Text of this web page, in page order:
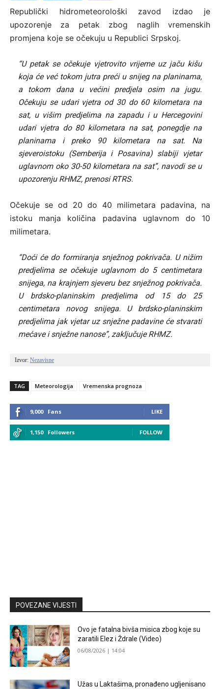
Republički hidrometeorološki zavod izdao je
upozorenje za petak zbog naglih vremenskih
promjena koje se očekuju u Republici Srpskoj.
“U petak se očekuje vjetrovito vrijeme uz jaču kišu
koja će već tokom jutra preći u snijeg na planinama,
a tokom dana u većini predjela osim na jugu.
Očekuju se udari vjetra od 30 do 60 kilometara na
sat, u višim predjelima na zapadu i u Hercegovini
udari vjetra do 80 kilometara na sat, ponegdje na
planinama i preko 90 kilometara na sat. Na
sjeveroistoku (Semberija i Posavina) slabiji vjetar
uglavnom oko 30-50 kilometara na sat”, navodi se u
upozorenju RHMZ, prenosi RTRS.
Očekuje se od 20 do 40 milimetara padavina, na
istoku manja količina padavina uglavnom do 10
milimetara.
“Doći će do formiranja snježnog pokrivača. U nižim
predjelima se očekuje uglavnom do 5 centimetara
snijega, na krajnjem sjeveru bez snježnog pokrivača.
U brdsko-planinskim predjelima od 15 do 25
centimetara novog snijega. U brdsko-planinskim
predjelima jak vjetar uz snježne padavine će stvarati
mećave i snježne nanose”, zaključuje RHMZ.
Izvor: Nezavisne
TAG Meteorologija Vremenska prognoza
9,000 Fans LIKE
1,150 Followers FOLLOW
POVEZANE VIJESTI
Ovo je fatalna bivša misica zbog koje su
zaratili Elez i Ždrale (Video)
06/08/2026 | 14:04
Užas u Laktašima, pronađeno ugljenisano